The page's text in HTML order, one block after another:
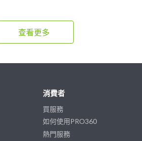
查看更多
消費者
買服務
如何使用PRO360
熱門服務